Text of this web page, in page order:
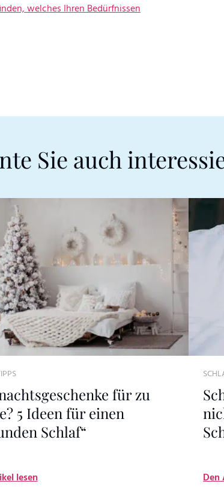
welches Ihren Bedürfnissen
Sie auch
für zu
5 Ideen für einen
Schlaf“
lesen Den